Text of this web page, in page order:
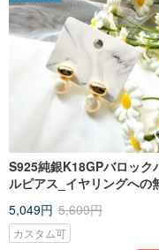
S925純銀K18GPバロック
ルピアス_イヤリングへの
5,049円 5,609円
カスタム可